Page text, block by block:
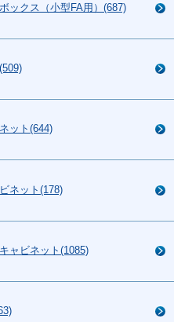
ックス（小型FA用）(687)
ット(644)
ネット(178)
ャビネット(1085)